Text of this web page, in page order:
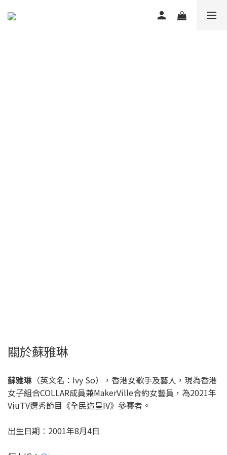
關於蘇雅琳
蘇雅琳 （英文名：Ivy So），香港女歌手及藝人，現為香港
女子組合COLLAR成員兼MakerVille合約女藝員，為2021年
ViuTV選秀節目《全民造星IV》參賽者。
出生日期︰2001年8月4日